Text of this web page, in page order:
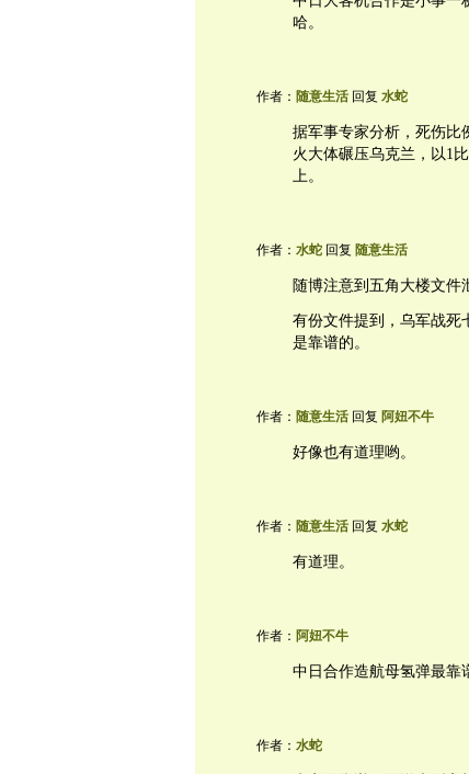
哈。
作者： 随意生活回复 水蛇
据军事专家分析，死伤比
火大体碾压乌克兰，以1
上。
作者： 水蛇回复 随意生活
随博注意到五角大楼文件
有份文件提到，乌军战死
是靠谱的。
作者： 随意生活回复 阿妞不牛
好像也有道理哟。
作者： 随意生活回复 水蛇
有道理。
作者： 阿妞不牛
中日合作造航母氢弹最靠
作者： 水蛇